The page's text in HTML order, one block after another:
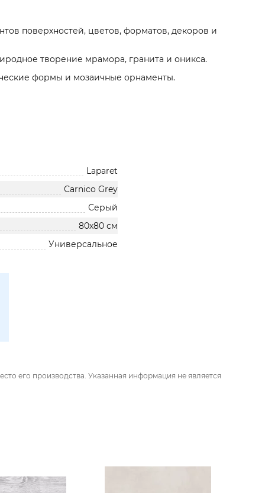
поверхностей, цветов, форматов, декоров и
творение мрамора, гранита и оникса.
формы и мозаичные орнаменты.
Laparet
Carnico Grey
Серый
80х80 см
Универсальное
его производства. Указанная информация не является